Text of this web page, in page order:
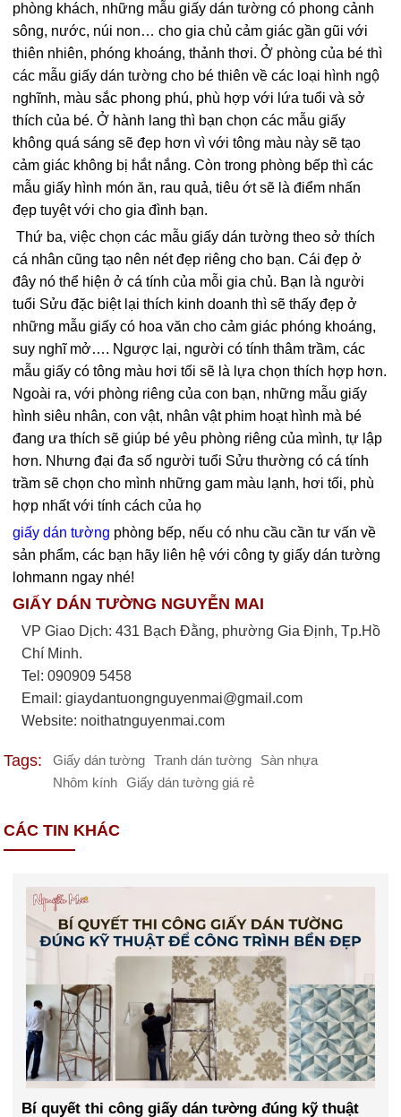
phòng khách, những mẫu giấy dán tường có phong cảnh
sông, nước, núi non… cho gia chủ cảm giác gần gũi với
thiên nhiên, phóng khoáng, thảnh thơi. Ở phòng của bé thì
các mẫu giấy dán tường cho bé thiên về các loại hình ngộ
nghĩnh, màu sắc phong phú, phù hợp với lứa tuổi và sở
thích của bé. Ở hành lang thì bạn chọn các mẫu giấy
không quá sáng sẽ đẹp hơn vì với tông màu này sẽ tạo
cảm giác không bị hắt nắng. Còn trong phòng bếp thì các
mẫu giấy hình món ăn, rau quả, tiêu ớt sẽ là điểm nhấn
đẹp tuyệt với cho gia đình bạn.
Thứ ba, việc chọn các mẫu giấy dán tường theo sở thích
cá nhân cũng tạo nên nét đẹp riêng cho bạn. Cái đẹp ở
đây nó thể hiện ở cá tính của mỗi gia chủ. Bạn là người
tuổi Sửu đặc biệt lại thích kinh doanh thì sẽ thấy đẹp ở
những mẫu giấy có hoa văn cho cảm giác phóng khoáng,
suy nghĩ mở…. Ngược lại, người có tính thâm trầm, các
mẫu giấy có tông màu hơi tối sẽ là lựa chọn thích hợp hơn.
Ngoài ra, với phòng riêng của con bạn, những mẫu giấy
hình siêu nhân, con vật, nhân vật phim hoạt hình mà bé
đang ưa thích sẽ giúp bé yêu phòng riêng của mình, tự lập
hơn. Nhưng đại đa số người tuổi Sửu thường có cá tính
trầm sẽ chọn cho mình những gam màu lạnh, hơi tối, phù
hợp nhất với tính cách của họ
giấy dán tường phòng bếp, nếu có nhu cầu cần tư vấn về
sản phẩm, các bạn hãy liên hệ với công ty giấy dán tường
lohmann ngay nhé!
GIẤY DÁN TƯỜNG NGUYỄN MAI
VP Giao Dịch: 431 Bạch Đằng, phường Gia Định, Tp.Hồ
Chí Minh.
Tel: 090909 5458
Email:giaydantuongnguyenmai@gmail.com
Website: noithatnguyenmai.com
Tags: Giấy dán tường Tranh dán tường
Sàn nhựa
Nhôm kính
Giấy dán tường giá rẻ
CÁC TIN KHÁC
Bí quyết thi công giấy dán tường đúng kỹ thuật